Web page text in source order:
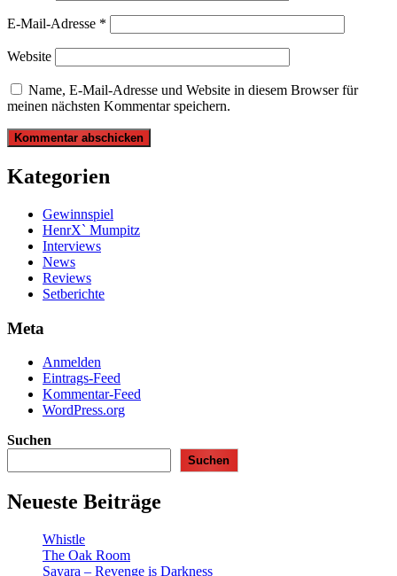
E-Mail-Adresse *
Website
Name, E-Mail-Adresse und Website in diesem Browser für
meinen nächsten Kommentar speichern.
Kategorien
Gewinnspiel
HenrX` Mumpitz
Interviews
News
Reviews
Setberichte
Meta
Anmelden
Eintrags-Feed
Kommentar-Feed
WordPress.org
Suchen
Suchen
Neueste Beiträge
Whistle
The Oak Room
Sayara – Revenge is Darkness